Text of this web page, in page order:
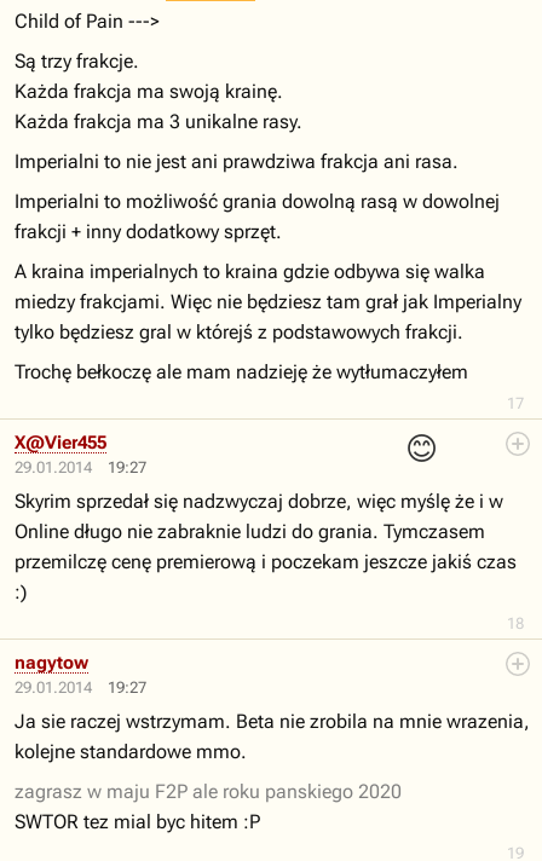
17
Child of Pain --->
Są trzy frakcje.
Każda frakcja ma swoją krainę.
Każda frakcja ma 3 unikalne rasy.
Imperialni to nie jest ani prawdziwa frakcja ani rasa.
Imperialni to możliwość grania dowolną rasą w dowolnej
frakcji + inny dodatkowy sprzęt.
A kraina imperialnych to kraina gdzie odbywa się walka
miedzy frakcjami. Więc nie będziesz tam grał jak Imperialny
tylko będziesz gral w którejś z podstawowych frakcji.
Trochę bełkoczę ale mam nadzieję że wytłumaczyłem
29.01.2014 19:27
😊
18
X@Vier455
Skyrim sprzedał się nadzwyczaj dobrze, więc myślę że i w
Online długo nie zabraknie ludzi do grania. Tymczasem
przemilczę cenę premierową i poczekam jeszcze jakiś czas
:)
29.01.2014 19:27
19
nagytow
Ja sie raczej wstrzymam. Beta nie zrobila na mnie wrazenia,
kolejne standardowe mmo.
zagrasz w maju F2P ale roku panskiego 2020
SWTOR tez mial byc hitem :P